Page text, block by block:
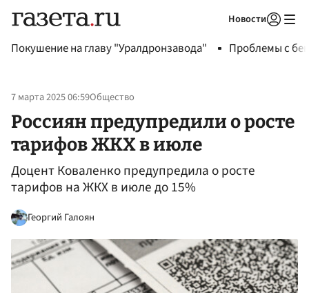
Новости
Покушение на главу "Уралдронзавода" Проблемы с
7 марта 2025 06:59Общество
Россиян предупредили о росте
тарифов ЖКХ в июле
Доцент Коваленко предупредила о росте
тарифов на ЖКХ в июле до 15%
Георгий Галоян